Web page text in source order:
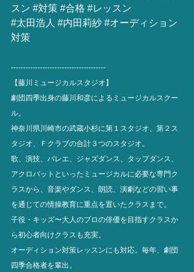
スン #対策 #合格 #レッスン
#太田浩人 #内田莉紗 #オーディション
対策
---------------------------------------
【藤川ミュージカルスタジオ】
劇団四季出身の藤川和彦によるミュージカルスクー
ル。
神奈川県川崎市の武蔵小杉に第１スタジオ、第２ス
タジオ、Ｆクラブの合計３つのスタジオ。
歌、演技、バレエ、ジャズダンス、タップダンス、
アクロバットといったミュージカルに必要な専門ク
ラスから、音楽やダンス、朗読、演劇などの習い事
を通じての情操教育に重点を置いたクラスまで。
子役・キッズ〜大人のプロの俳優を目指すクラスか
ら初心者向けクラスも充実。
オーディション対策レッスンにも対応。毎年、劇団
四季合格者を輩出。